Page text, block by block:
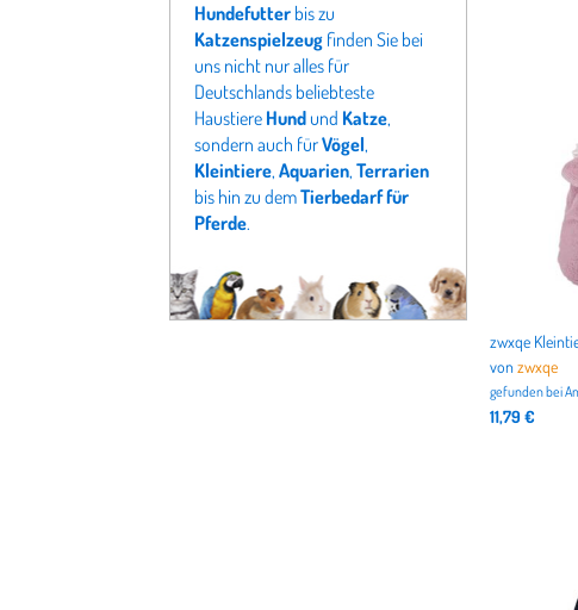
Hundefutter bis zu
Katzenspielzeug finden Sie bei
uns nicht nur alles für
Deutschlands beliebteste
Haustiere Hund und Katze,
sondern auch fürVögel,
Kleintiere, Aquarien, Terrarien
bis hin zu demTierbedarf für
Pferde.
vonzwxqe
gefunden bei
11,79 €